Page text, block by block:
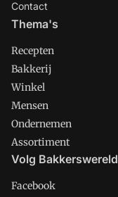
Contact
Thema's
Recepten
Bakkerij
Winkel
Mensen
Ondernemen
Assortiment
Volg Bakkerswereld
Facebook